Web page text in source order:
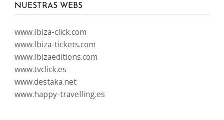
NUESTRAS WEBS
www.Ibiza-click.com
www.Ibiza-tickets.com
www.Ibizaeditions.com
www.tvclick.es
www.destaka.net
www.happy-travelling.es